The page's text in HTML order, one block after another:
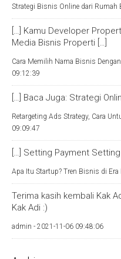
Strategi Bisnis Online dari Rumah
[…] Kamu Developer
Media Bisnis Properti […]
Cara Memilih Nama Bisnis
09:12:39
[…] Baca Juga: Strategi
Retargeting Ads Strategy, Cara
09:09:47
[…] Setting Payment
Apa Itu Startup? Tren Bisnis di Era
Terima kasih kembali Kak
Kak Adi :)
admin - 2021-11-06 09:48:06